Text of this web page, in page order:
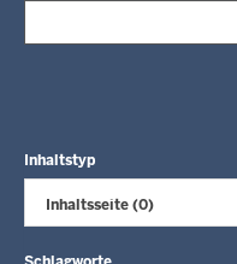
Inhaltstyp
Inhaltsseite (0)